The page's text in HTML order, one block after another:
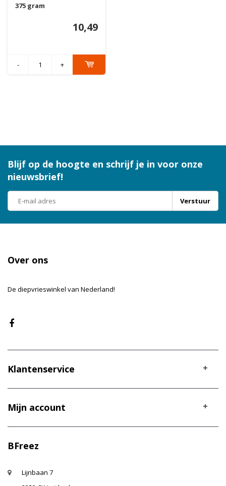
375 gram
10,49
- +
Blijf op de hoogte en schrijf je in voor onze
nieuwsbrief!
Verstuur
Over ons
De diepvrieswinkel van Nederland!
Klantenservice
Mijn account
BFreez
Lijnbaan 7